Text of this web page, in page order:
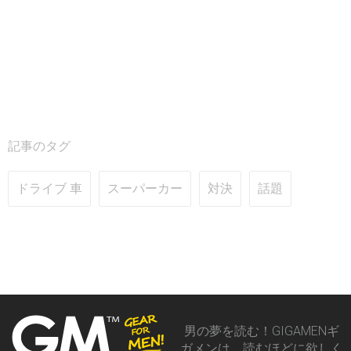
記事のタグ
ドライブ 車 スーパーカー 対決 話題
男の夢を読む！GIGAMENギ